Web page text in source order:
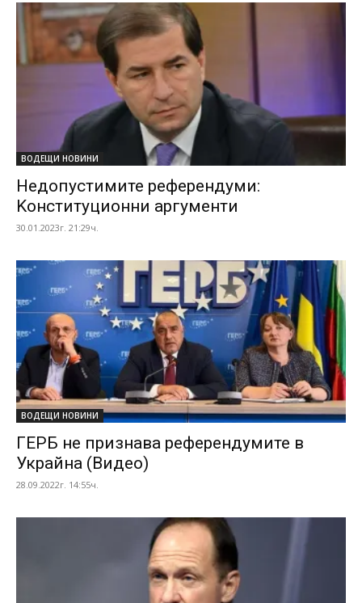
ВОДЕЩИ НОВИНИ
Недопустимите референдуми:
Kонституционни аргументи
30.01.2023г. 21:29ч.
ВОДЕЩИ НОВИНИ
ГЕРБ не признава референдумите в
Украйна (Видео)
28.09.2022г. 14:55ч.